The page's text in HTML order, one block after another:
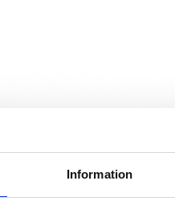
Information